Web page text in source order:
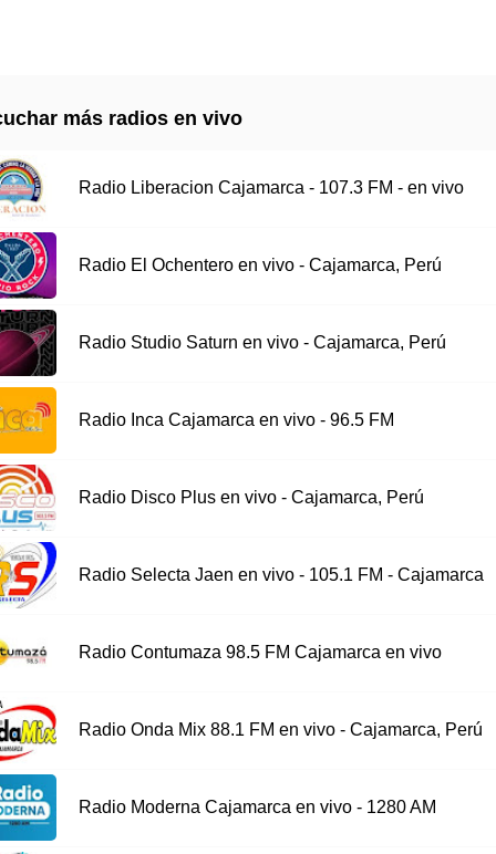
más radios en vivo
Radio Liberacion Cajamarca - 107.3 FM - en vivo
Radio El Ochentero en vivo - Cajamarca, Perú
Radio Studio Saturn en vivo - Cajamarca, Perú
Radio Inca Cajamarca en vivo - 96.5 FM
Radio Disco Plus en vivo - Cajamarca, Perú
Radio Selecta Jaen en vivo - 105.1 FM - Cajamarca
Radio Contumaza 98.5 FM Cajamarca en vivo
Radio Onda Mix 88.1 FM en vivo - Cajamarca, Perú
Radio Moderna Cajamarca en vivo - 1280 AM